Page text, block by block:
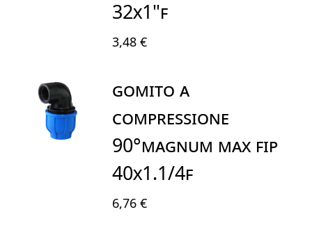
32X1"F
3,48 €
GOMITO A
COMPRESSIONE
90°MAGNUM MAX FIP
40X1.1/4F
6,76 €